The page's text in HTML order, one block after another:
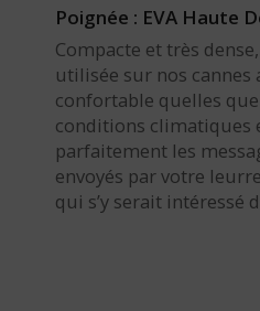
Poignée : EVA Haute
Compacte et très
utilisée sur nos
confortable quelles
conditions climatiques
parfaitement les
envoyés par votre
qui s’y serait intéressé